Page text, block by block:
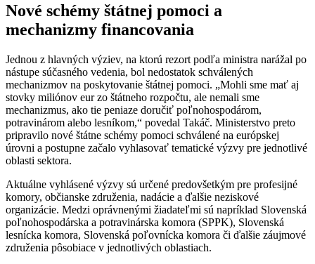
Nové schémy štátnej pomoci a
mechanizmy financovania
Jednou z hlavných výziev, na ktorú rezort podľa ministra narážal po
nástupe súčasného vedenia, bol nedostatok schválených
mechanizmov na poskytovanie štátnej pomoci. „Mohli sme mať aj
stovky miliónov eur zo štátneho rozpočtu, ale nemali sme
mechanizmus, ako tie peniaze doručiť poľnohospodárom,
potravinárom alebo lesníkom,“ povedal Takáč. Ministerstvo preto
pripravilo nové štátne schémy pomoci schválené na európskej
úrovni a postupne začalo vyhlasovať tematické výzvy pre jednotlivé
oblasti sektora.
Aktuálne vyhlásené výzvy sú určené predovšetkým pre profesijné
komory, občianske združenia, nadácie a ďalšie neziskové
organizácie. Medzi oprávnenými žiadateľmi sú napríklad Slovenská
poľnohospodárska a potravinárska komora (SPPK), Slovenská
lesnícka komora, Slovenská poľovnícka komora či ďalšie záujmové
združenia pôsobiace v jednotlivých oblastiach.